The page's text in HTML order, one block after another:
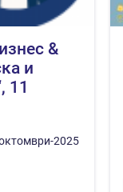
&
и
11
2025